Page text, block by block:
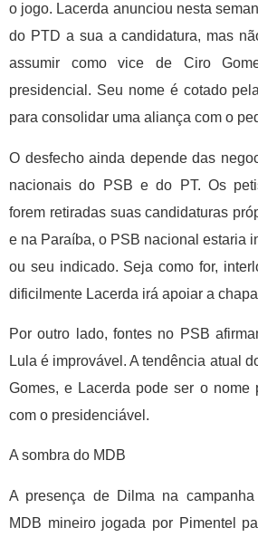
o jogo. Lacerda anunciou nesta
do PTD a sua a candidatura, mas
assumir como vice de Ciro
presidencial. Seu nome é cotado
para consolidar uma aliança com o
O desfecho ainda depende das
nacionais do PSB e do PT. Os
forem retiradas suas candidaturas
e na Paraíba, o PSB nacional estaria
ou seu indicado. Seja como for,
dificilmente Lacerda irá apoiar a
Por outro lado, fontes no PSB
Lula é improvável. A tendência atual
Gomes, e Lacerda pode ser o nome
com o presidenciável.
A sombra do MDB
A presença de Dilma na
MDB mineiro jogada por Pimentel